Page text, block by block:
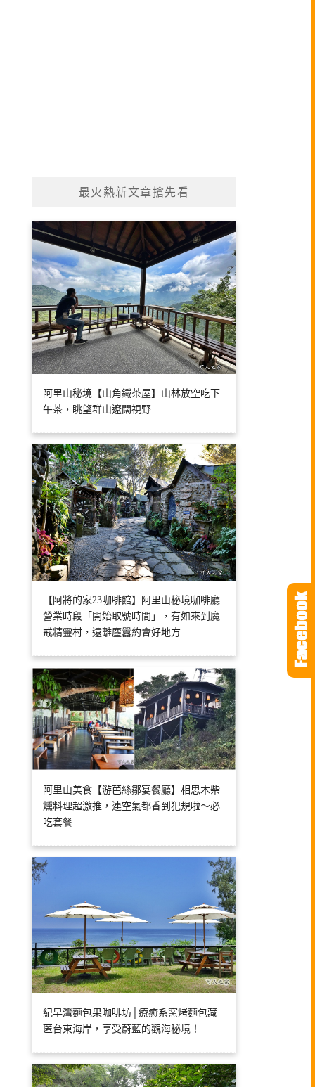
最火熱新文章搶先看
阿里山秘境【山角鐵茶屋】山林放空吃下
午茶，眺望群山遼闊視野
【阿將的家23咖啡館】阿里山秘境咖啡廳
營業時段「開始取號時間」，有如來到魔
戒精靈村，遠離塵囂約會好地方
阿里山美食【游芭絲鄒宴餐廳】相思木柴
燻料理超激推，連空氣都香到犯規啦～必
吃套餐
紀早灣麵包果咖啡坊│療癒系窯烤麵包藏
匿台東海岸，享受蔚藍的觀海秘境！